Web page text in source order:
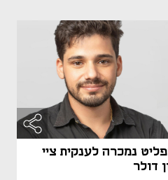
נמכרה לענקית ציי